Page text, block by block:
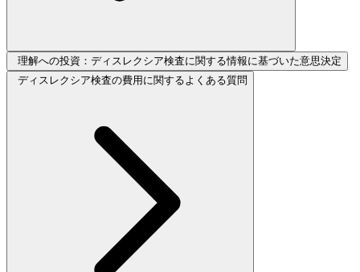
理解への投資：ディスレクシア検査に関する情報に基づいた意思決定
ディスレクシア検査の費用に関するよくある質問